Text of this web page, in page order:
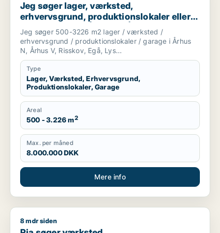
Jeg søger lager, værksted,
erhvervsgrund, produktionslokaler eller
garage til salg i Århus N, Århus V eller
Risskov m.fl.
Jeg søger 500-3226 m2 lager / værksted /
erhvervsgrund / produktionslokaler / garage i Århus
N, Århus V, Risskov, Egå, Lys...
Type
Lager, Værksted, Erhvervsgrund,
Produktionslokaler, Garage
Areal
500 - 3.226 m2
Max. per måned
8.000.000 DKK
Mere info
Pia søger værksted, boligudlejningsejendom eller
8 mdr siden